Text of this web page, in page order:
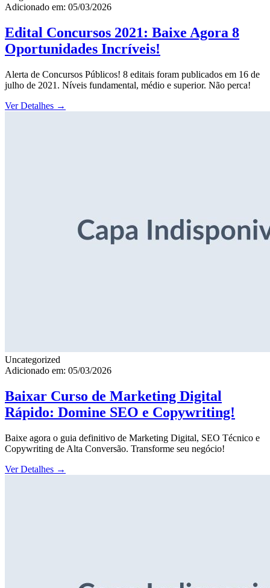
Adicionado em: 05/03/2026
Edital Concursos 2021: Baixe Agora 8
Oportunidades Incríveis!
Alerta de Concursos Públicos! 8 editais foram publicados em 16 de
julho de 2021. Níveis fundamental, médio e superior. Não perca!
Ver Detalhes →
Uncategorized
Adicionado em: 05/03/2026
Baixar Curso de Marketing Digital
Rápido: Domine SEO e Copywriting!
Baixe agora o guia definitivo de Marketing Digital, SEO Técnico e
Copywriting de Alta Conversão. Transforme seu negócio!
Ver Detalhes →